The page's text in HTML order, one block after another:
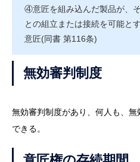
④意匠を組み込んだ製品が、
との組立または接続を可能と
意匠(同書 第116条)
無効審判制度
無効審判制度があり、何人も、
できる。